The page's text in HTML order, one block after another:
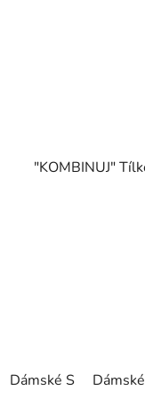
"KOMBINUJ"
Dámské S